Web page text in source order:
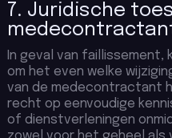
7. Juridische
In geval van faillissement,
om het even welke
van de medecontractant
recht op eenvoudige
of dienstverleningen